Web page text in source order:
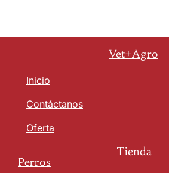
Vet+Agro
Inicio
Contáctanos
Oferta
Tienda
Perros